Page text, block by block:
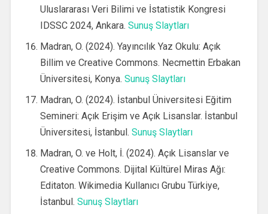
Uluslararası Veri Bilimi ve İstatistik Kongresi
IDSSC 2024, Ankara. Sunuş Slaytları
Madran, O. (2024). Yayıncılık Yaz Okulu: Açık
Billim ve Creative Commons. Necmettin Erbakan
Üniversitesi, Konya. Sunuş Slaytları
Madran, O. (2024). İstanbul Üniversitesi Eğitim
Semineri: Açık Erişim ve Açık Lisanslar. İstanbul
Üniversitesi, İstanbul. Sunuş Slaytları
Madran, O. ve Holt, İ. (2024). Açık Lisanslar ve
Creative Commons. Dijital Kültürel Miras Ağı:
Editaton. Wikimedia Kullanıcı Grubu Türkiye,
İstanbul. Sunuş Slaytları